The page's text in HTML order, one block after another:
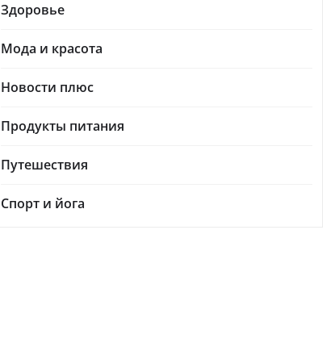
Здоровье
Мода и красота
Новости плюс
Продукты питания
Путешествия
Спорт и йога